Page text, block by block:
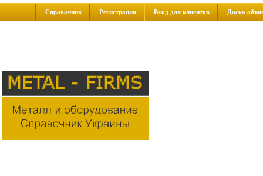
Справочник Регистрация Вход для клиентов Доска